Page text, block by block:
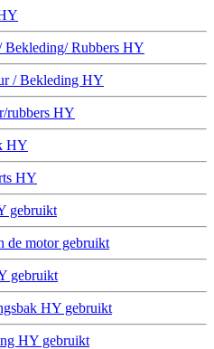
Bekleding/ Rubbers HY
/ Bekleding HY
rubbers HY
HY
HY
gebruikt
de motor gebruikt
gebruikt
HY gebruikt
HY gebruikt